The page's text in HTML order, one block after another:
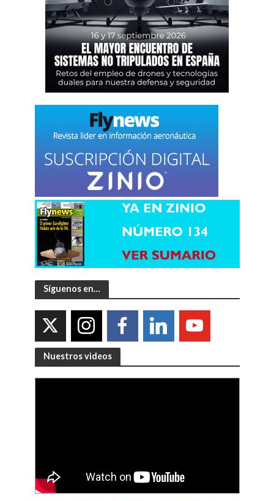
Síguenos en…
Nuestros videos